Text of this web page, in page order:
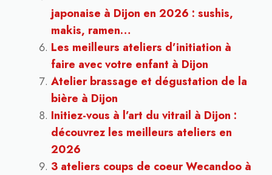
japonaise à Dijon en 2026 : sushis,
makis, ramen…
Les meilleurs ateliers d’initiation à
faire avec votre enfant à Dijon
Atelier brassage et dégustation de la
bière à Dijon
Initiez-vous à l’art du vitrail à Dijon :
découvrez les meilleurs ateliers en
2026
3 ateliers coups de coeur Wecandoo à